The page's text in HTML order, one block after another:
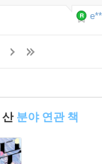
산 분야 연관 책